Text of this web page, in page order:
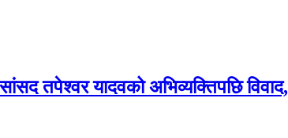
तपेश्वर यादवको अभिव्यक्तिपछि